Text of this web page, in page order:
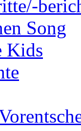
Song
Kids